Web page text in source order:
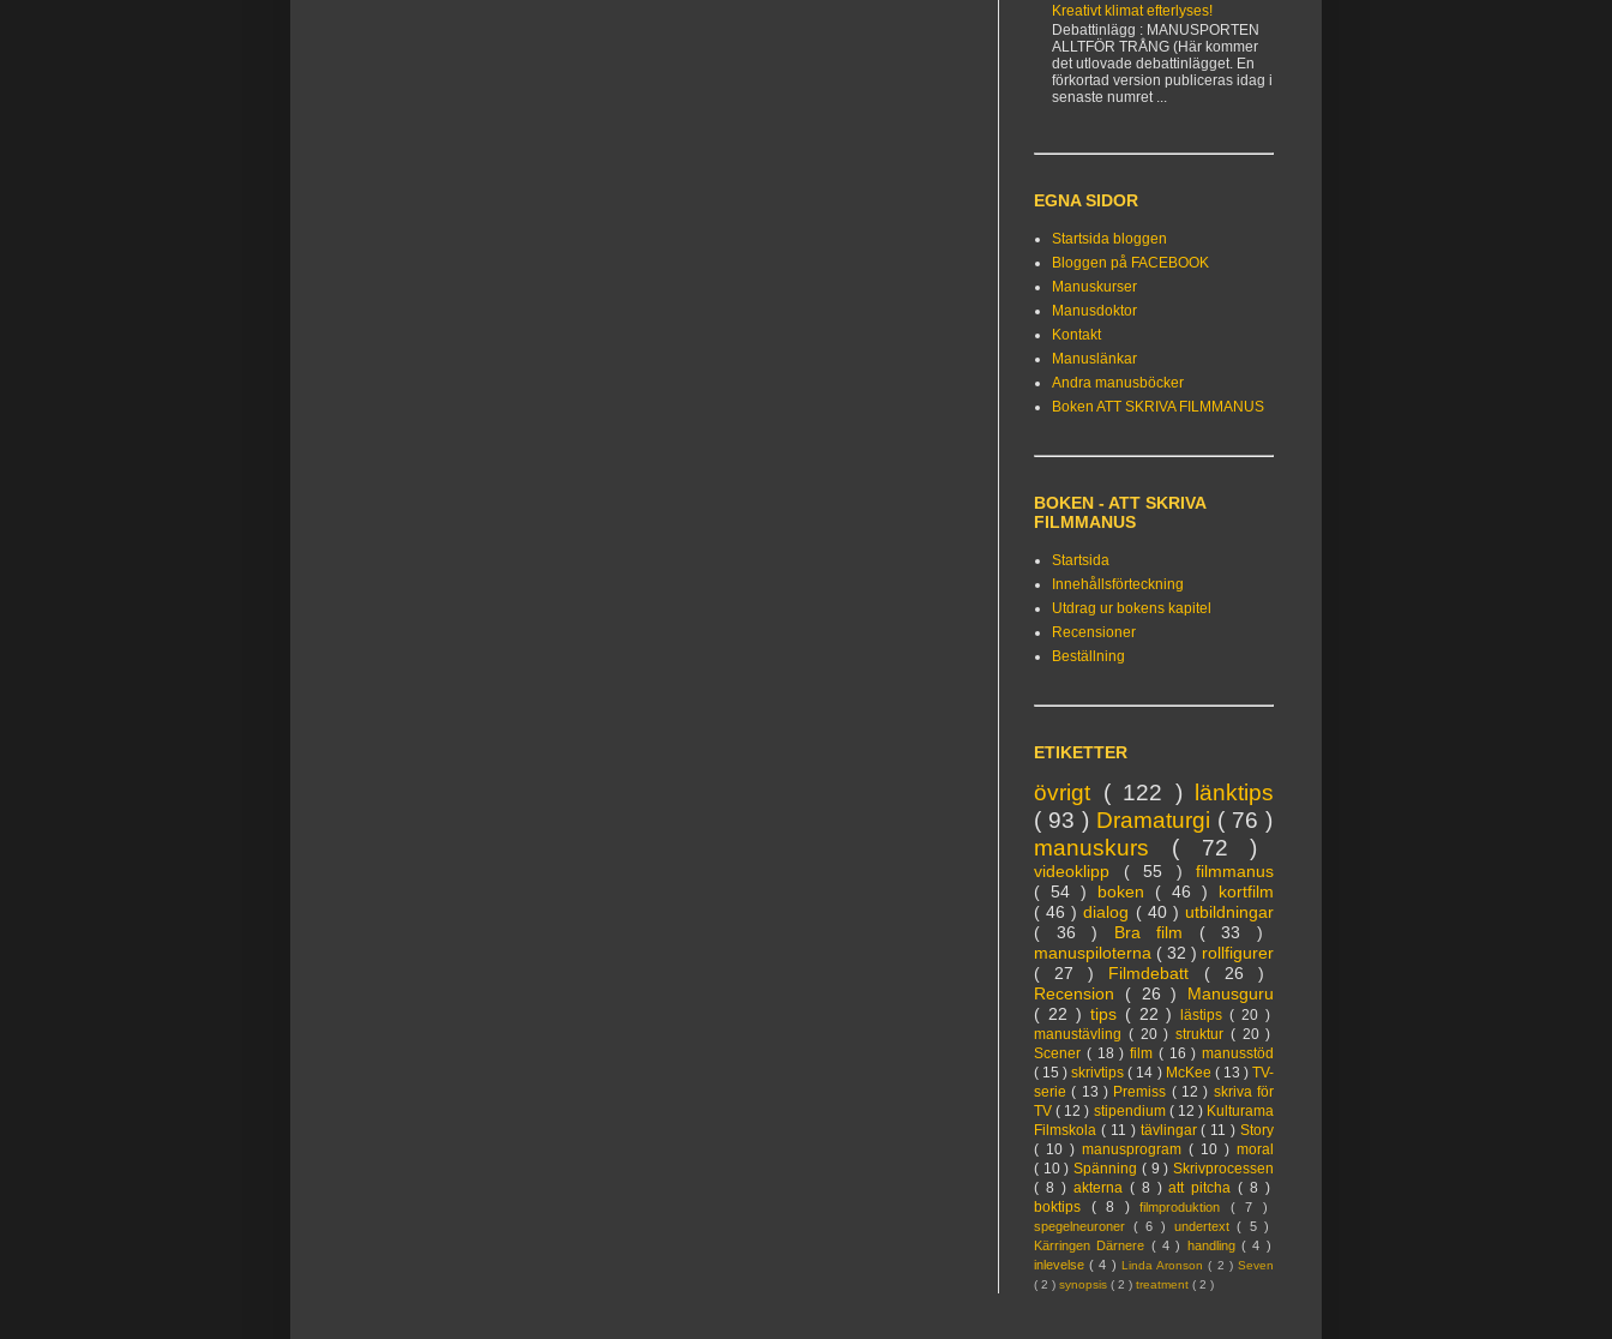
Kreativt klimat efterlyses!
Debattinlägg : MANUSPORTEN
ALLTFÖR TRÅNG (Här kommer
det utlovade debattinlägget. En
förkortad version publiceras idag i
senaste numret ...
EGNA SIDOR
Startsida bloggen
Bloggen på FACEBOOK
Manuskurser
Manusdoktor
Kontakt
Manuslänkar
Andra manusböcker
Boken ATT SKRIVA FILMMANUS
BOKEN - ATT SKRIVA
FILMMANUS
Startsida
Innehållsförteckning
Utdrag ur bokens kapitel
Recensioner
Beställning
ETIKETTER
övrigt ( 122 ) länktips
( 93 ) Dramaturgi ( 76 )
manuskurs ( 72 )
videoklipp ( 55 ) filmmanus
( 54 ) boken ( 46 ) kortfilm
( 46 )dialog ( 40 ) utbildningar
( 36 ) Bra film ( 33 )
manuspiloterna ( 32 ) rollfigurer
( 27 ) Filmdebatt ( 26 )
Recension ( 26 ) Manusguru
( 22 ) tips ( 22 )lästips( 20 )
manustävling ( 20 ) struktur ( 20 )
Scener ( 18 ) film ( 16 ) manusstöd
( 15 )skrivtips( 14 ) McKee ( 13 )TV-
serie( 13 ) Premiss ( 12 ) skriva för
TV( 12 ) stipendium ( 12 ) Kulturama
Filmskola ( 11 ) tävlingar( 11 ) Story
( 10 ) manusprogram ( 10 ) moral
( 10 )Spänning ( 9 )Skrivprocessen
( 8 ) akterna ( 8 )att pitcha( 8 )
boktips ( 8 ) filmproduktion ( 7 )
spegelneuroner ( 6 ) undertext( 5 )
Kärringen Därnere ( 4 ) handling( 4 )
inlevelse( 4 ) Linda Aronson( 2 )Seven
( 2 ) synopsis ( 2 ) treatment ( 2 )